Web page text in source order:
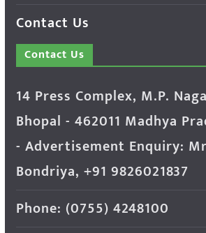
Contact Us
Contact Us
14 Press Complex, M.P.
Bhopal - 462011 Madhya
- Advertisement Enquiry:
Bondriya, +91 9826021837
Phone: (0755) 4248100